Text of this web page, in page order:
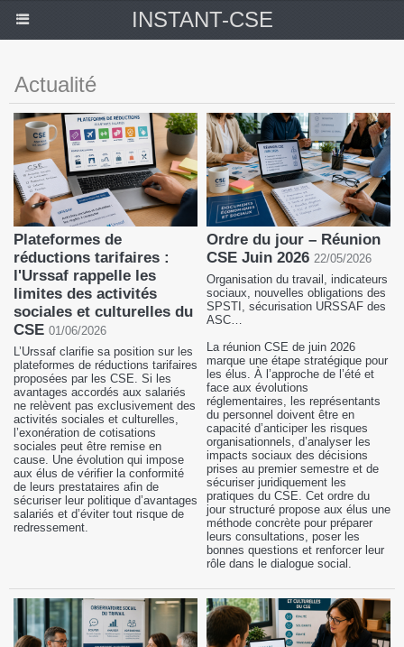
INSTANT-CSE
Actualité
Plateformes de
réductions tarifaires :
l'Urssaf rappelle les
limites des activités
sociales et culturelles du
CSE 01/06/2026
L’Urssaf clarifie sa position sur les
plateformes de réductions tarifaires
proposées par les CSE. Si les
avantages accordés aux salariés
ne relèvent pas exclusivement des
activités sociales et culturelles,
l’exonération de cotisations
sociales peut être remise en
cause. Une évolution qui impose
aux élus de vérifier la conformité
de leurs prestataires afin de
sécuriser leur politique d’avantages
salariés et d’éviter tout risque de
redressement.
Ordre du jour – Réunion
CSE Juin 2026 22/05/2026
Organisation du travail, indicateurs
sociaux, nouvelles obligations des
SPSTI, sécurisation URSSAF des
ASC…
La réunion CSE de juin 2026
marque une étape stratégique pour
les élus. À l’approche de l’été et
face aux évolutions
réglementaires, les représentants
du personnel doivent être en
capacité d’anticiper les risques
organisationnels, d’analyser les
impacts sociaux des décisions
prises au premier semestre et de
sécuriser juridiquement les
pratiques du CSE. Cet ordre du
jour structuré propose aux élus une
méthode concrète pour préparer
leurs consultations, poser les
bonnes questions et renforcer leur
rôle dans le dialogue social.